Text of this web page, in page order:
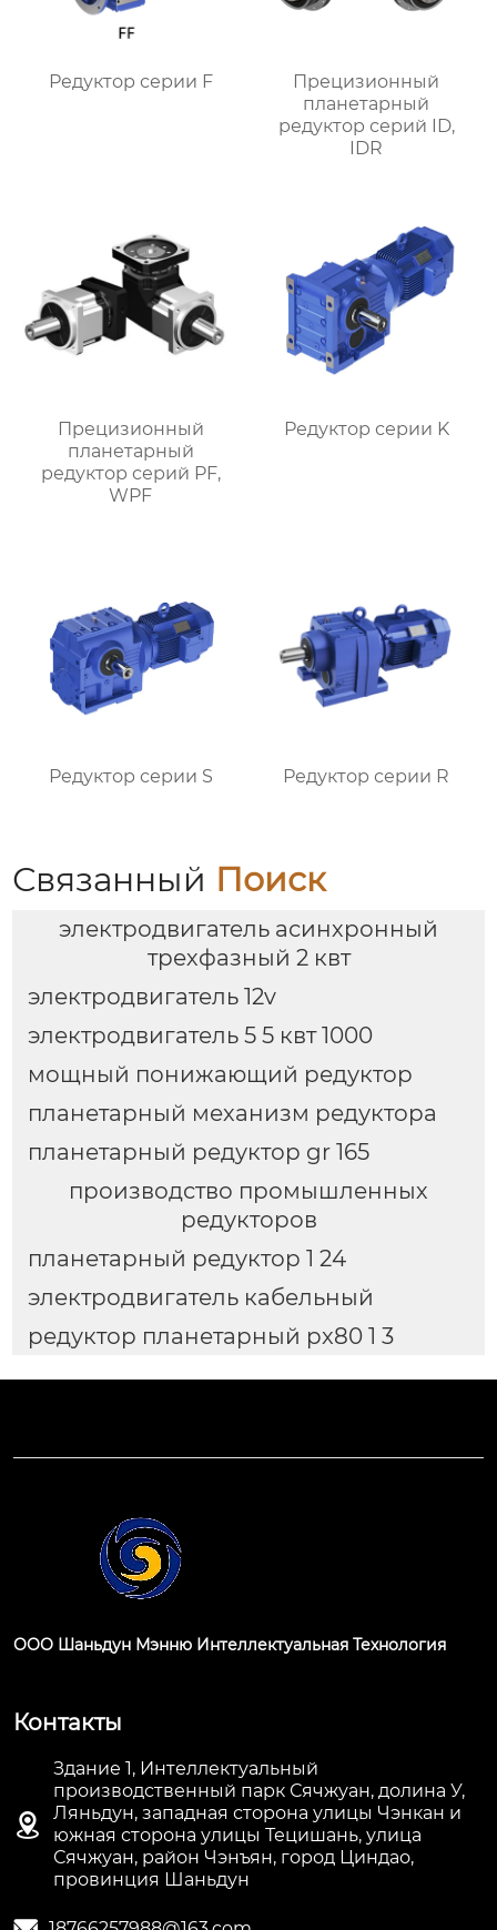
Редуктор серии F
Прецизионный
планетарный
редуктор серий ID,
IDR
Прецизионный
планетарный
редуктор серий PF,
WPF
Редуктор серии K
Редуктор серии S Редуктор серии R
Связанный Поиск
электродвигатель асинхронный
трехфазный 2 квт
электродвигатель 12v
электродвигатель 5 5 квт 1000
мощный понижающий редуктор
планетарный механизм редуктора
планетарный редуктор gr 165
производство промышленных
редукторов
планетарный редуктор 1 24
электродвигатель кабельный
редуктор планетарный px80 1 3
ООО Шаньдун Мэнню Интеллектуальная Технология
Контакты

Здание 1, Интеллектуальный
производственный парк Сячжуан, долина У,
Ляньдун, западная сторона улицы Чэнкан и
южная сторона улицы Тецишань, улица
Сячжуан, район Чэнъян, город Циндао,
провинция Шаньдун